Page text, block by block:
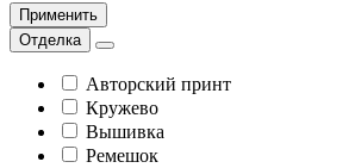
Применить
Отделка
Авторский принт
Кружево
Вышивка
Ремешок